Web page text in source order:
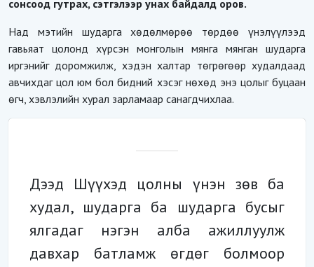
сонсоод гутрах, сэтгэлээр унах байдалд оров.
Над мэтийн шударга хөдөлмөрөө төрдөө үнэлүүлээд
гавьяат цолонд хүрсэн монголын мянга мянган шударга
иргэнийг доромжилж, хэдэн халтар төгрөгөөр худалдаад
авчихдаг цол юм бол бидний хэсэг нөхөд энэ цолыг буцаан
өгч, хэвлэлийн хурал зарламаар санагдчихлаа.
Дээд Шүүхэд цолны үнэн зөв ба
худал, шударга ба шударга бусыг
ялгадаг нэгэн алба ажиллуулж
давхар батламж өгдөг болмоор